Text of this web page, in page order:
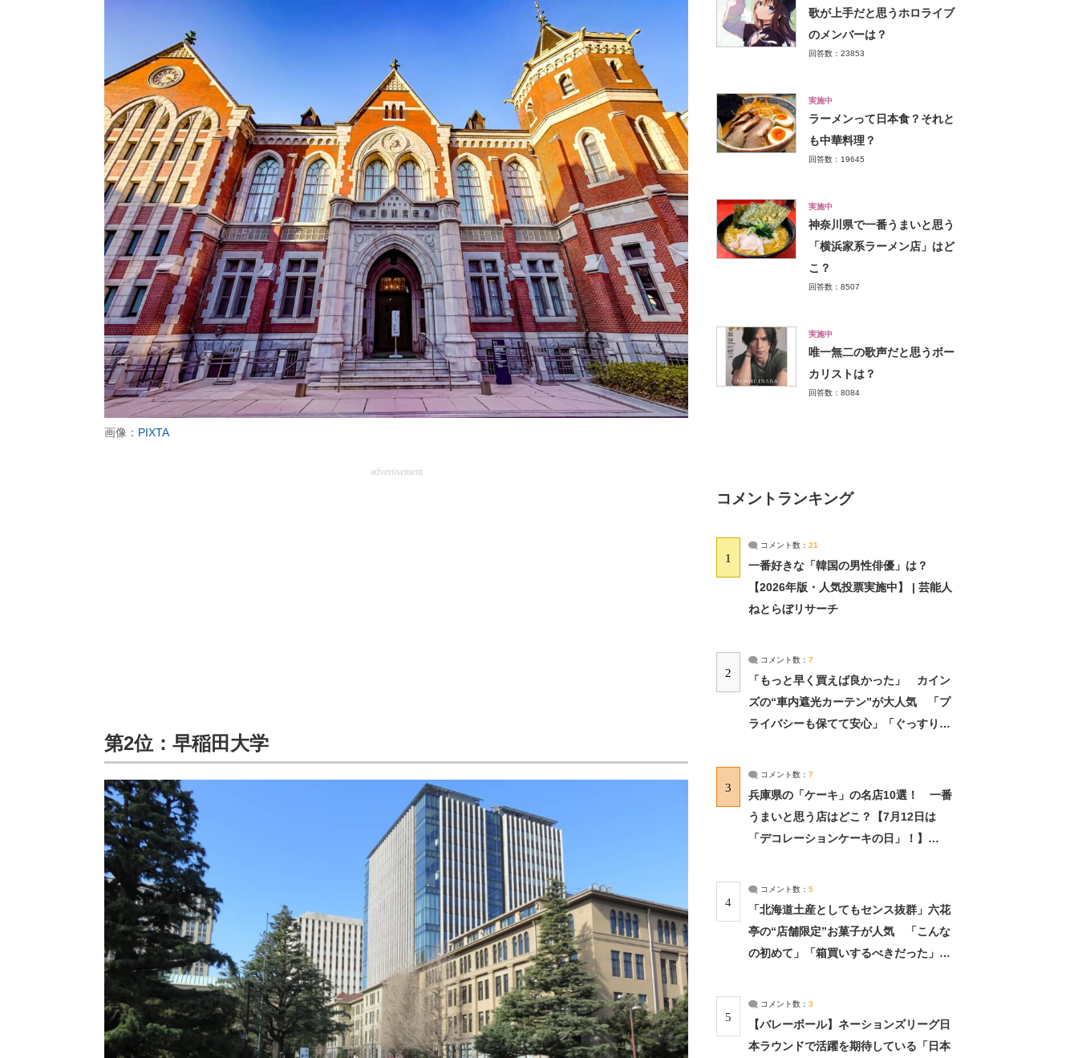
画像： PIXTA
advertisement
第2位：早稲田大学
歌が上手だと思うホロライブ
のメンバーは？
回答数：23853
実施中
ラーメンって日本食？それと
も中華料理？
回答数：19645
実施中
神奈川県で一番うまいと思う
「横浜家系ラーメン店」はど
こ？
回答数：8507
実施中
唯一無二の歌声だと思うボー
カリストは？
回答数：8084
コメントランキング
1
コメント数： 21
一番好きな「韓国の男性俳優」は？
【2026年版・人気投票実施中】 | 芸能人
ねとらぼリサーチ
2
コメント数： 7
「もっと早く買えば良かった」 カイン
ズの“車内遮光カーテン”が大人気 「プ
ライバシーも保てて安心」「ぐっすり眠
3
コメント数： 7
兵庫県の「ケーキ」の名店10選！ 一番
うまいと思う店はどこ？【7月12日は
「デコレーションケーキの日」！】
4
コメント数： 5
「北海道土産としてもセンス抜群」六花
亭の“店舗限定”お菓子が人気 「こんな
の初めて」「箱買いするべきだった」
5
コメント数： 3
【バレーボール】ネーションズリーグ日
本ラウンドで活躍を期待している「日本